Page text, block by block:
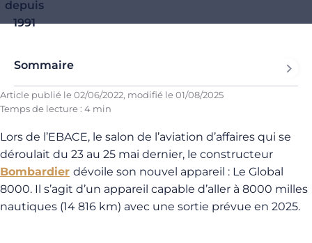
depuis
1991
Sommaire
Article publié le02/06/2022, modifié le01/08/2025
Temps de lecture : 4 min
Lors de l’EBACE, le salon de l’aviation d’affaires qui se
déroulait du 23 au 25 mai dernier, le constructeur
Bombardier dévoile son nouvel appareil : Le Global
8000. Il s’agit d’un appareil capable d’aller à 8000 milles
nautiques (14 816 km) avec une sortie prévue en 2025.